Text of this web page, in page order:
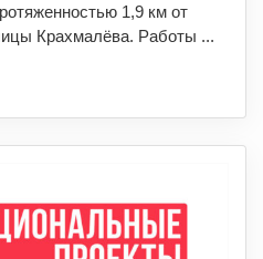
1,9 км от
Крахмалёва. Работы ...